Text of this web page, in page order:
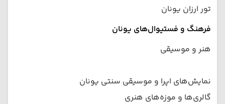
تور ارزان یونان
فرهنگ و فستیوال‌های یونان
هنر و موسیقی
نمایش‌های اپرا و موسیقی سنتی یونان
گالری‌ها و موزه‌های هنری